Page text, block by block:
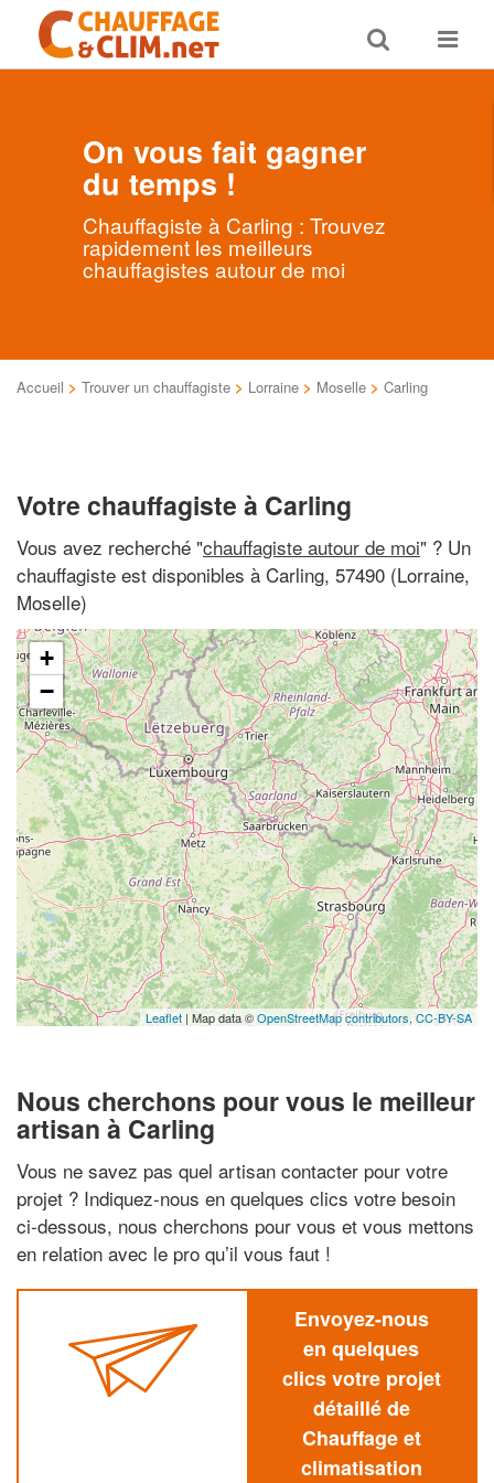
Toggle
search
Toggle
On vous fait gagner
du temps !
Chauffagiste à Carling : Trouvez
rapidement les meilleurs
chauffagistes autour de moi
Accueil > Trouver un chauffagiste > Lorraine > Moselle > Carling
Votre chauffagiste à Carling
Vous avez recherché "chauffagiste autour de moi" ? Un
chauffagiste est disponibles à Carling, 57490 (Lorraine,
Moselle)
+
−
Leaflet | Map data ©OpenStreetMap contributors, CC-BY-SA
Nous cherchons pour vous le meilleur
artisan à Carling
Vous ne savez pas quel artisan contacter pour votre
projet ? Indiquez-nous en quelques clics votre besoin
ci-dessous, nous cherchons pour vous et vous mettons
en relation avec le pro qu’il vous faut !
Envoyez-nous
en quelques
clics votre projet
détaillé de
Chauffage et
climatisation